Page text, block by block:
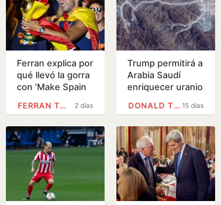
Ferran explica por
qué llevó la gorra
con 'Make Spain
2 días
FERRAN TORRES
Trump permitirá a
Arabia Saudí
enriquecer uranio
grandes
15 días
DONALD TRUMP